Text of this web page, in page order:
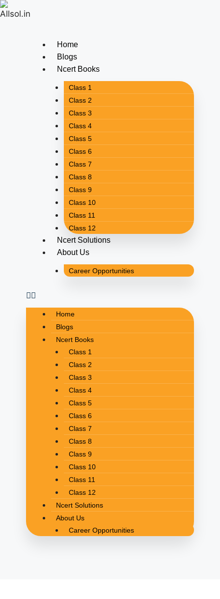
Home
Blogs
Ncert Books
Class 1
Class 2
Class 3
Class 4
Class 5
Class 6
Class 7
Class 8
Class 9
Class 10
Class 11
Class 12
Ncert Solutions
About Us
Career Opportunities
Home
Blogs
Ncert Books
Class 1
Class 2
Class 3
Class 4
Class 5
Class 6
Class 7
Class 8
Class 9
Class 10
Class 11
Class 12
Ncert Solutions
About Us
Career Opportunities